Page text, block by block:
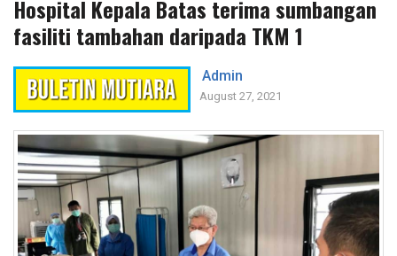
Hospital Kepala Batas terima sumbangan
fasiliti tambahan daripada TKM 1
Admin
August 27, 2021